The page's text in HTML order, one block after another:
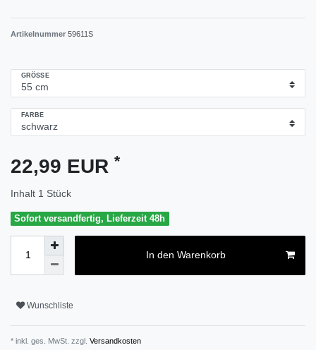
Artikelnummer 59611S
GRÖSSE
FARBE
22,99 EUR *
Inhalt 1 Stück
Sofort versandfertig, Lieferzeit 48h
In den Warenkorb
Wunschliste
* inkl. ges. MwSt. zzgl. Versandkosten